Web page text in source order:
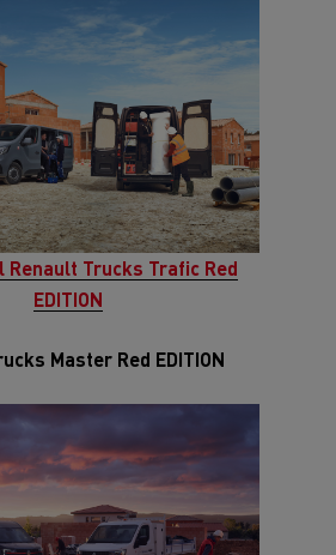
Renault Trucks Trafic Red
EDITION
Master Red EDITION